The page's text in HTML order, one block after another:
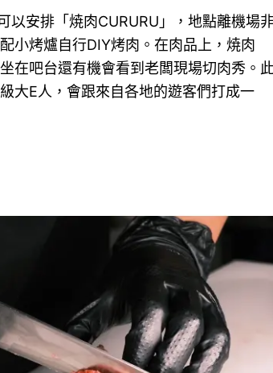
以安排「焼肉CURURU」，地點離機場
小烤爐自行DIY烤肉。在肉品上，焼肉
在吧台還有機會看到老闆現場切肉秀。
大E人，會跟來自各地的遊客們打成一